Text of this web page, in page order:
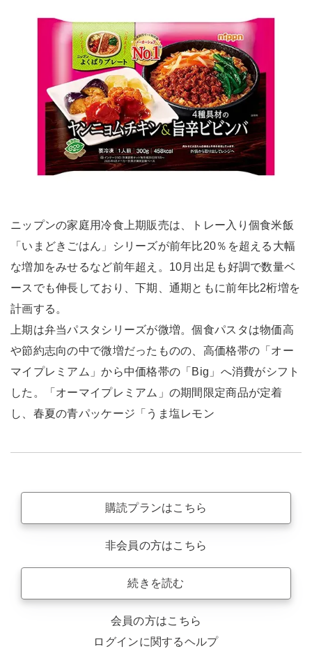
ニップンの家庭用冷食上期販売は、トレー入り個食米飯
「いまどきごはん」シリーズが前年比20％を超える大幅
な増加をみせるなど前年超え。10月出足も好調で数量ベ
ースでも伸長しており、下期、通期ともに前年比2桁増を
計画する。
上期は弁当パスタシリーズが微増。個食パスタは物価高
や節約志向の中で微増だったものの、高価格帯の「オー
マイプレミアム」から中価格帯の「Big」へ消費がシフト
した。「オーマイプレミアム」の期間限定商品が定着
し、春夏の青パッケージ「うま塩レモン
購読プランはこちら
非会員の方はこちら
続きを読む
会員の方はこちら
ログインに関するヘルプ